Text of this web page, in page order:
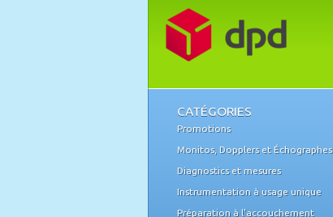
CATÉGORIES
Promotions
Monitos, Dopplers et Échographes
Diagnostics et mesures
Instrumentation à usage unique
Préparation à l'accouchement